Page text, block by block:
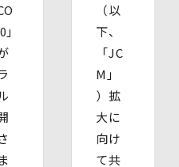
ない場合、利⽤⽬的に記載
る可能性があります。
（以
下、
「JC
M」
）拡
大に
向け
て共